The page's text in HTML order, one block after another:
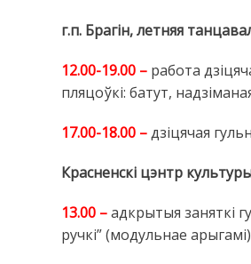
г.п. Брагін, летняя
12.00-19.00 –работа
пляцоўкі: батут,
17.00-18.00 –дзіцячая
Красненскі цэнтр
13.00 –адкрытыя заняткі
ручкі” (модульнае